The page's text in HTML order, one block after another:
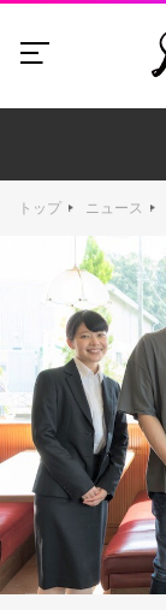
トップ ニュース